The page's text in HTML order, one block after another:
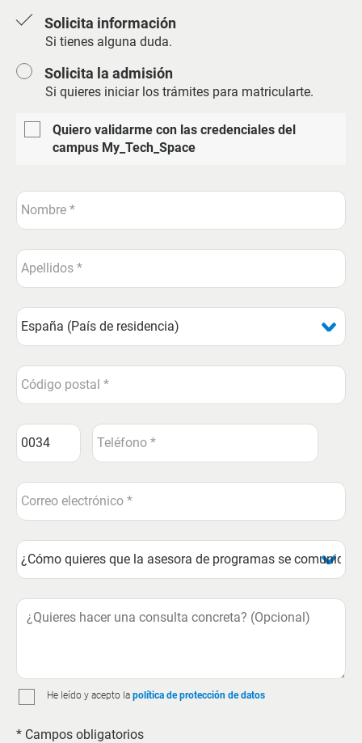
Solicita información
Si tienes alguna duda.
Solicita la admisión
Si quieres iniciar los trámites para matricularte.
Quiero validarme con las credenciales del
campus My_Tech_Space
He leído y acepto la política de protección de datos
* Campos obligatorios